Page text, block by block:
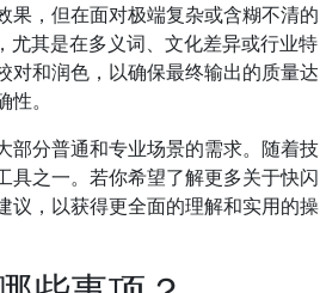
果，但在面对极端复杂或含糊不清的
尤其是在多义词、文化差异或行业特
对和润色，以确保最终输出的质量达
。
部分普通和专业场景的需求。随着技
具之一。若你希望了解更多关于快闪
议，以获得更全面的理解和实用的操